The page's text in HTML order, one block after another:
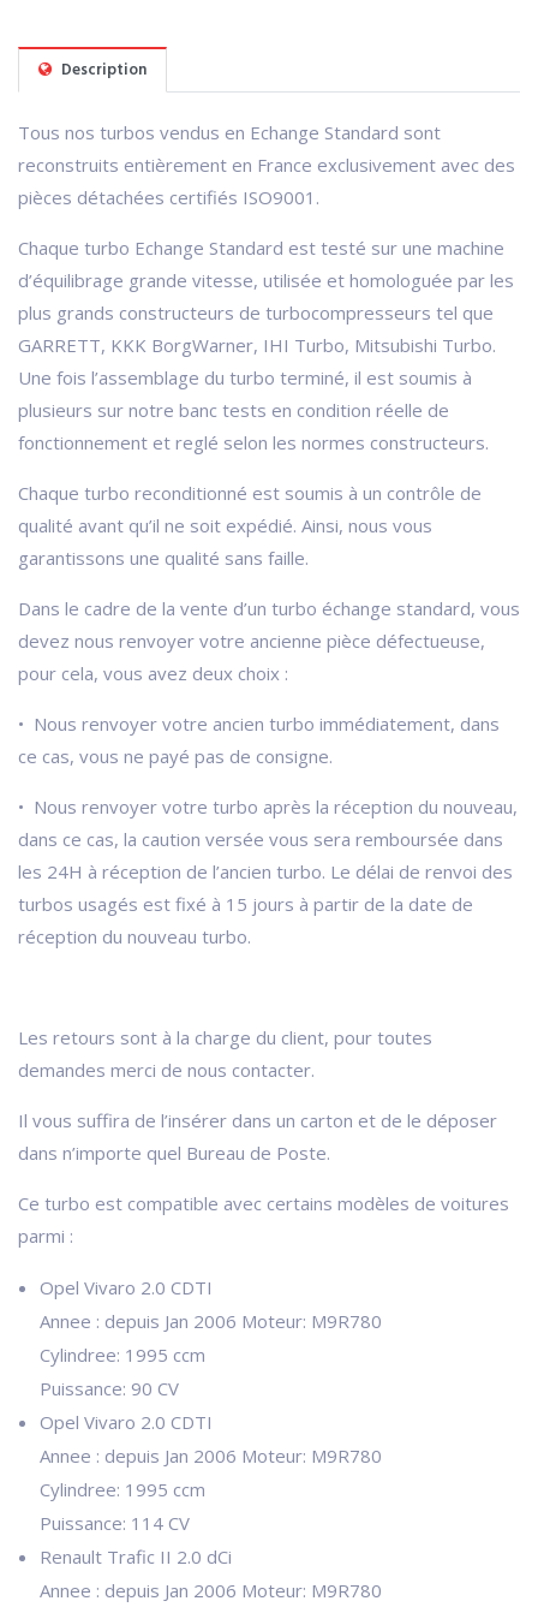
Description
Tous nos turbos vendus en Echange Standard sont
reconstruits entièrement en France exclusivement avec des
pièces détachées certifiés ISO9001.
Chaque turbo Echange Standard est testé sur une machine
d’équilibrage grande vitesse, utilisée et homologuée par les
plus grands constructeurs de turbocompresseurs tel que
GARRETT, KKK BorgWarner, IHI Turbo, Mitsubishi Turbo.
Une fois l’assemblage du turbo terminé, il est soumis à
plusieurs sur notre banc tests en condition réelle de
fonctionnement et reglé selon les normes constructeurs.
Chaque turbo reconditionné est soumis à un contrôle de
qualité avant qu’il ne soit expédié. Ainsi, nous vous
garantissons une qualité sans faille.
Dans le cadre de la vente d’un turbo échange standard, vous
devez nous renvoyer votre ancienne pièce défectueuse,
pour cela, vous avez deux choix :
• Nous renvoyer votre ancien turbo immédiatement, dans
ce cas, vous ne payé pas de consigne.
• Nous renvoyer votre turbo après la réception du nouveau,
dans ce cas, la caution versée vous sera remboursée dans
les 24H à réception de l’ancien turbo. Le délai de renvoi des
turbos usagés est fixé à 15 jours à partir de la date de
réception du nouveau turbo.
Les retours sont à la charge du client, pour toutes
demandes merci de nous contacter.
Il vous suffira de l’insérer dans un carton et de le déposer
dans n’importe quel Bureau de Poste.
Ce turbo est compatible avec certains modèles de voitures
parmi :
Opel Vivaro 2.0 CDTI
Annee : depuis Jan 2006 Moteur: M9R780
Cylindree: 1995 ccm
Puissance: 90 CV
Opel Vivaro 2.0 CDTI
Annee : depuis Jan 2006 Moteur: M9R780
Cylindree: 1995 ccm
Puissance: 114 CV
Renault Trafic II 2.0 dCi
Annee : depuis Jan 2006 Moteur: M9R780